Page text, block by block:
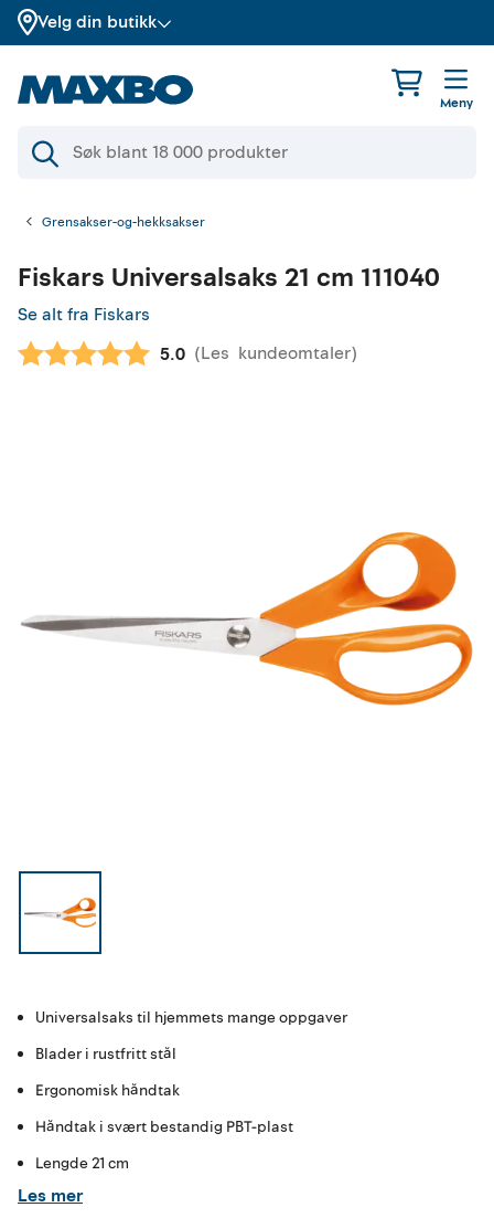
Velg din butikk
Meny
Grensakser-og-hekksakser
Fiskars Universalsaks 21 cm 111040
Se alt fra Fiskars
Gjennomsnittskarakter:
5.0 (Les kundeomtaler)
Universalsaks til hjemmets mange oppgaver
Blader i rustfritt stål
Ergonomisk håndtak
Håndtak i svært bestandig PBT-plast
Lengde 21 cm
Les mer